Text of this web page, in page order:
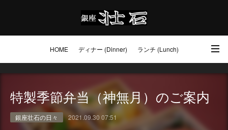
HOME ディナー (Dinner) ランチ (Lunch)
アクセス・ご予約 (Access / Reservations) ワイン (Wine) お土産 (Go to)
壮石の心 (Our Philosophy)
特製季節弁当（神無月）のご案内
銀座壮石の日々 2021.09.30 07:51